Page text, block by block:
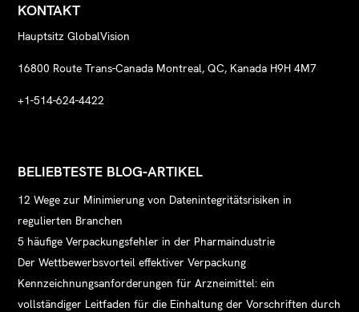
KONTAKT
Hauptsitz GlobalVision
16800 Route Trans-Canada Montreal, QC, Kanada H9H 4M7
+1-514-624-4422
BELIEBTESTE BLOG-ARTIKEL
12 Wege zur Minimierung von Datenintegritätsrisiken in
regulierten Branchen
5 häufige Verpackungsfehler in der Pharmaindustrie
Der Wettbewerbsvorteil effektiver Verpackung
Kennzeichnungsanforderungen für Arzneimittel: ein
vollständiger Leitfaden für die Einhaltung der Vorschriften durch